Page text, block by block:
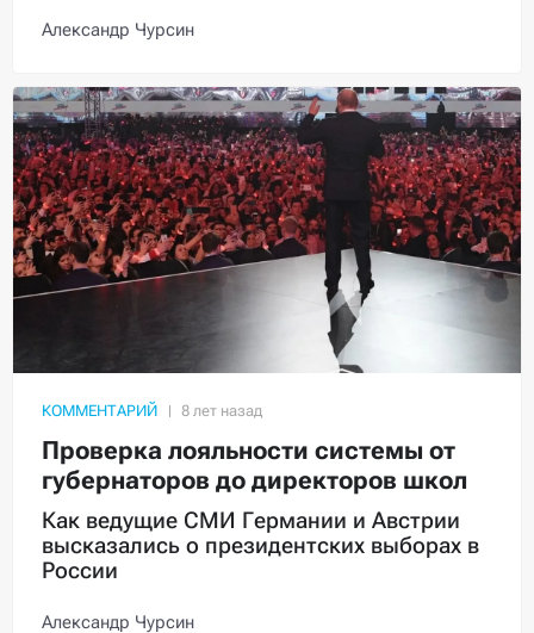
Александр Чурсин
КОММЕНТАРИЙ
Проверка лояльности системы от
губернаторов до директоров школ
Как ведущие СМИ Германии и Австрии
высказались о президентских выборах в
России
Александр Чурсин